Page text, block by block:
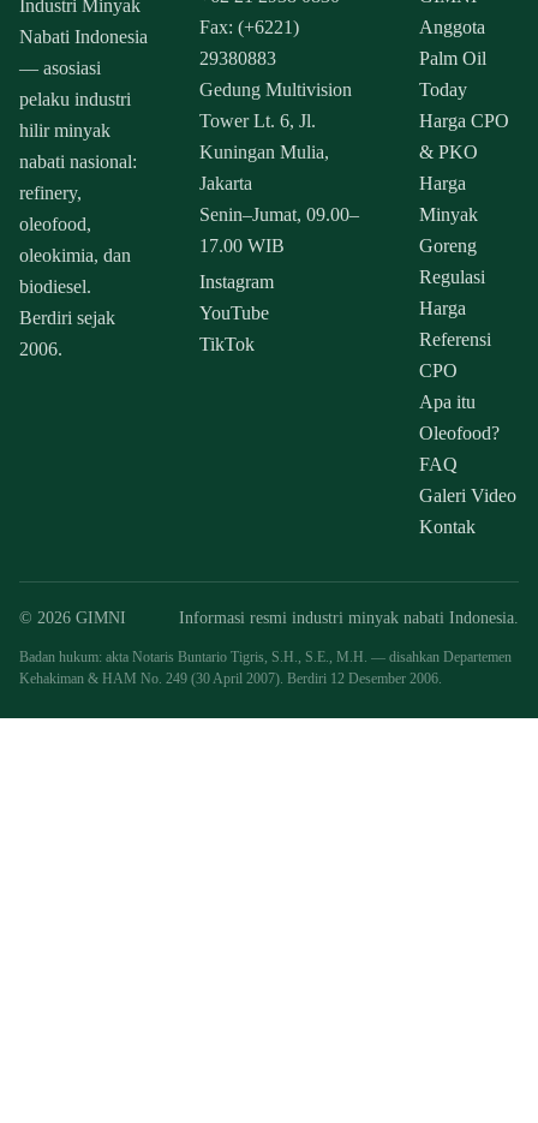
Industri Minyak
Nabati Indonesia
— asosiasi
pelaku industri
hilir minyak
nabati nasional:
refinery,
oleofood,
oleokimia, dan
biodiesel.
Berdiri sejak
2006.
Fax: (+6221)
29380883
Gedung Multivision
Tower Lt. 6, Jl.
Kuningan Mulia,
Jakarta
Senin–Jumat, 09.00–
17.00 WIB
Instagram
YouTube
TikTok
Anggota
Palm Oil
Today
Harga CPO
& PKO
Harga
Minyak
Goreng
Regulasi
Harga
Referensi
CPO
Apa itu
Oleofood?
FAQ
Galeri Video
Kontak
© 2026 GIMNI Informasi resmi industri minyak nabati Indonesia.
Badan hukum: akta Notaris Buntario Tigris, S.H., S.E., M.H. — disahkan Departemen
Kehakiman & HAM No. 249 (30 April 2007). Berdiri 12 Desember 2006.